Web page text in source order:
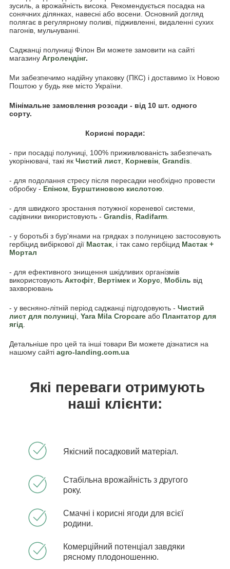
зусиль, а врожайність висока. Рекомендується посадка на
сонячних ділянках, навесні або восени. Основний догляд
полягає в регулярному поливі, підживленні, видаленні сухих
пагонів, мульчуванні.
Саджанці полуниці Філон Ви можете замовити на сайті
магазину Агролендінг.
Ми забезпечимо надійну упаковку (ПКС) і доставимо їх Новою
Поштою у будь яке місто України.
Мінімальне замовлення розсади - від 10 шт. одного
сорту.
Корисні поради:
- при посадці полуниці, 100% приживлюваність забезпечать
укорінювачі, такі як Чистий лист Корневін Grandis
- для подолання стресу після пересадки необхідно провести
обробку - Епіном Бурштиновою кислотою
- для швидкого зростання потужної кореневої системи,
садівники використовують - Grandis Radifarm
- у боротьбі з бур'янами на грядках з полуницею застосовують
гербіцид вибіркової дії Мастак , і так само гербіцид Мастак +
Мортал
- для ефективного знищення шкідливих організмів
використовують Актофіт Вертімек и Хорус Мобіль від
захворювань
- у весняно-літній період саджанці підгодовують - Чистий
лист для полуниці Yara Mila Cropcare або Плантатор для
ягід
Детальніше про цей та інші товари Ви можете дізнатися на
нашому сайті agro-landing.com.ua
Які переваги отримують
наші клієнти:
Якісний посадковий матеріал.
Стабільна врожайність з другого
року.
Смачні і корисні ягоди для всієї
родини.
Комерційний потенціал завдяки
рясному плодоношенню.